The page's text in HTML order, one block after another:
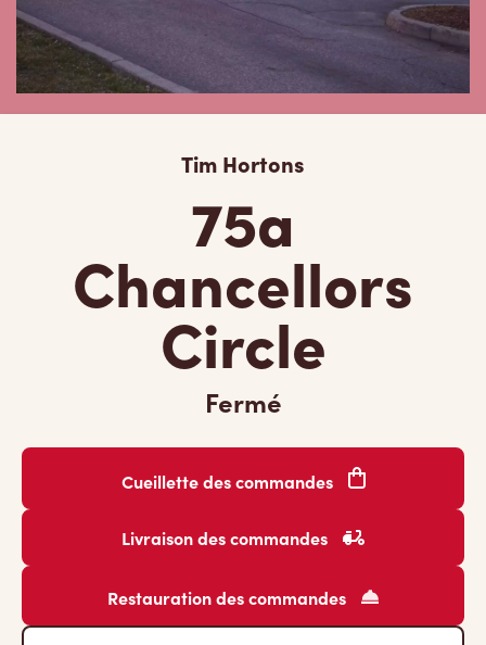
Tim Hortons
75a
Chancellors
Circle
Fermé
Cueillette des commandes
Livraison des commandes
Restauration des commandes